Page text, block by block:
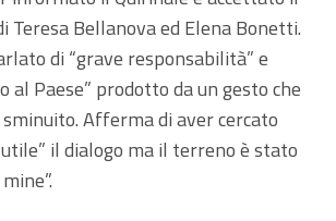
Teresa Bellanova ed Elena Bonetti.
di “grave responsabilità” e
al Paese” prodotto da un gesto che
Afferma di aver cercato
il dialogo ma il terreno è stato